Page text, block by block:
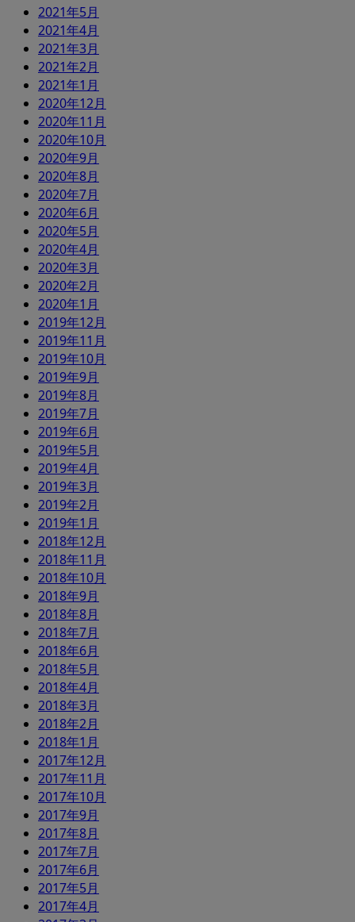
2021年5月
2021年4月
2021年3月
2021年2月
2021年1月
2020年12月
2020年11月
2020年10月
2020年9月
2020年8月
2020年7月
2020年6月
2020年5月
2020年4月
2020年3月
2020年2月
2020年1月
2019年12月
2019年11月
2019年10月
2019年9月
2019年8月
2019年7月
2019年6月
2019年5月
2019年4月
2019年3月
2019年2月
2019年1月
2018年12月
2018年11月
2018年10月
2018年9月
2018年8月
2018年7月
2018年6月
2018年5月
2018年4月
2018年3月
2018年2月
2018年1月
2017年12月
2017年11月
2017年10月
2017年9月
2017年8月
2017年7月
2017年6月
2017年5月
2017年4月